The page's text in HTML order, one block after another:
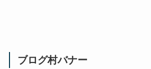
ブログ村バナー